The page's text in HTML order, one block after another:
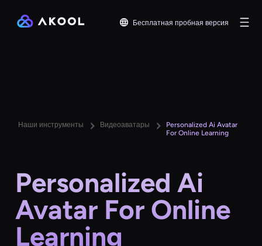
Бесплатная пробная версия
Наши инструменты Видеоаватары
Personalized Ai Avatar
For Online Learning
Personalized Ai
Avatar For Online
Learning